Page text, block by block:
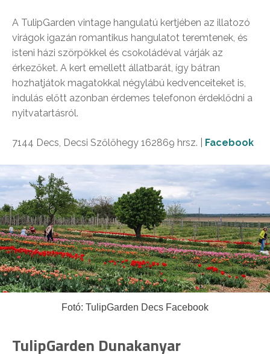
A TulipGarden vintage hangulatú kertjében az illatozó
virágok igazán romantikus hangulatot teremtenek, és
isteni házi szörpökkel és csokoládéval várják az
érkezőket. A kert emellett állatbarát, így bátran
hozhatjátok magatokkal négylábú kedvenceiteket is,
indulás előtt azonban érdemes telefonon érdeklődni a
nyitvatartásról.
7144 Decs, Decsi Szőlőhegy 162869 hrsz. | Facebook
Fotó: TulipGarden Decs Facebook
TulipGarden Dunakanyar